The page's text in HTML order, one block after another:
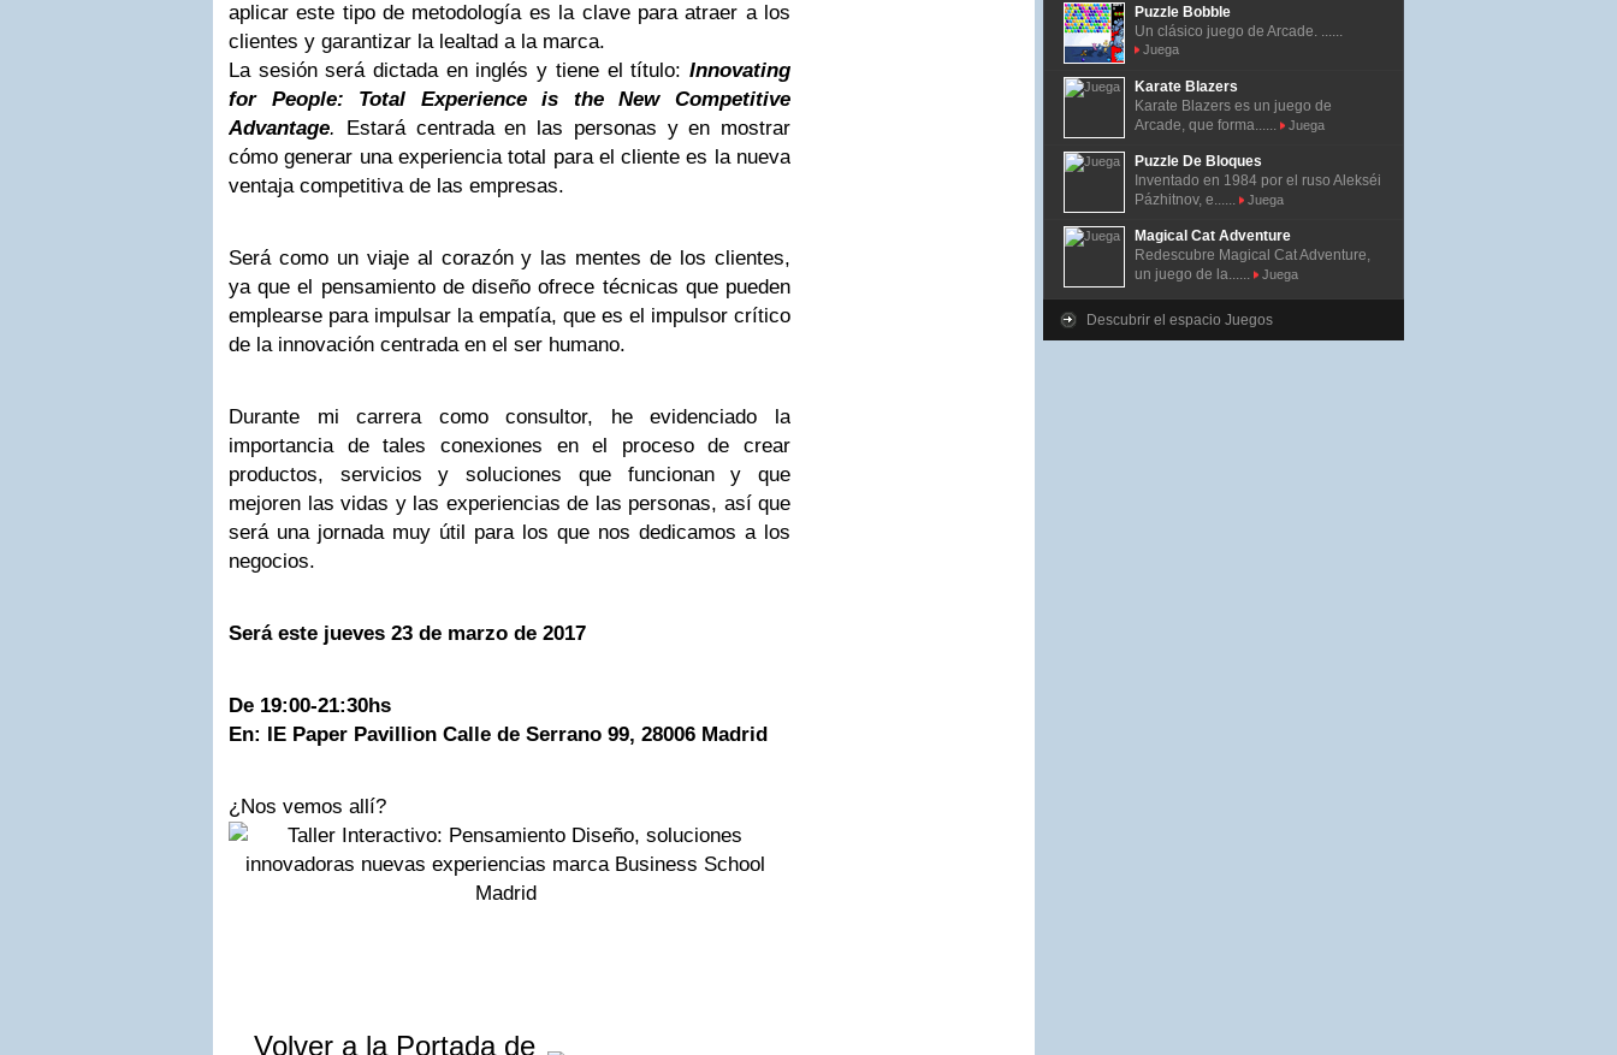
aplicar este tipo de metodología es la clave para atraer a los
clientes y garantizar la lealtad a la marca.
La sesión será dictada en inglés y tiene el título: Innovating
for People: Total Experience is the New Competitive
Advantage. Estará centrada en las personas y en mostrar
cómo generar una experiencia total para el cliente es la nueva
ventaja competitiva de las empresas.
Será como un viaje al corazón y las mentes de los clientes,
ya que el pensamiento de diseño ofrece técnicas que pueden
emplearse para impulsar la empatía, que es el impulsor crítico
de la innovación centrada en el ser humano.
Durante mi carrera como consultor, he evidenciado la
importancia de tales conexiones en el proceso de crear
productos, servicios y soluciones que funcionan y que
mejoren las vidas y las experiencias de las personas, así que
será una jornada muy útil para los que nos dedicamos a los
negocios.
Será este jueves 23 de marzo de 2017
De 19:00-21:30hs
En: IE Paper Pavillion Calle de Serrano 99, 28006 Madrid
¿Nos vemos allí?
Volver a la Portada de
Puzzle Bobble
Un clásico juego de Arcade. ......
Juega
Karate Blazers
Karate Blazers es un juego de
Arcade, que forma......
Juega
Puzzle De Bloques
Inventado en 1984 por el ruso Alekséi
Pázhitnov, e......
Juega
Magical Cat Adventure
Redescubre Magical Cat Adventure,
un juego de la......
Juega
Descubrir el espacio Juegos